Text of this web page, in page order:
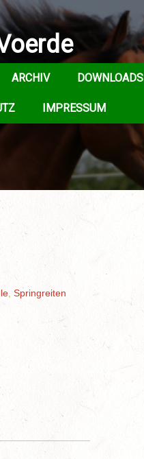
ARCHIV DOWNLOADS
IMPRESSUM
Springreiten